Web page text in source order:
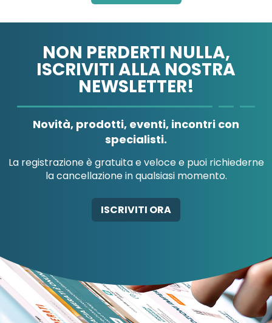
A.MENARINI
A.MENARINI
AB-GLOBAL SRL
ABBATE A&V PHARMA
NON PERDERTI NULLA,
ISCRIVITI ALLA NOSTRA
NEWSLETTER!
Novità, prodotti, eventi, incontri con
specialisti.
La registrazione è gratuita e veloce e puoi richiederne
la cancellazione in qualsiasi momento.
ISCRIVITI ORA